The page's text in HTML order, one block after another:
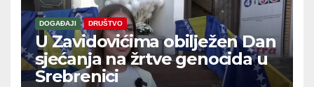
DOGAĐAJI DRUŠTVO
U Zavidovićima obilježen Dan
sjećanja na žrtve genocida u
Srebrenici